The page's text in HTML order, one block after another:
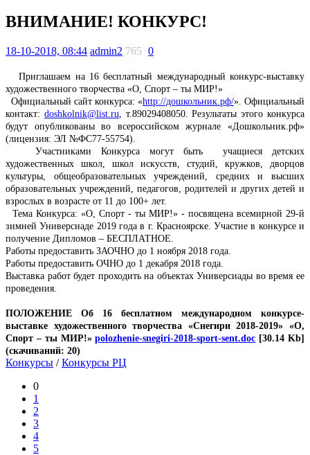
ВНИМАНИЕ! КОНКУРС!
18-10-2018, 08:44 admin2 765 0
Приглашаем на 16 бесплатный международный конкурс-выставку
художественного творчества «О, Спорт – ты МИР!»
Официальный сайт конкурса: «http://дошкольник.рф/». Официальный
контакт: doshkolnik@list.ru , т.89029408050. Результаты этого конкурса
будут опубликованы во всероссийском журнале «Дошкольник.рф»
(лицензия: ЭЛ №ФС77-55754).
Участниками Конкурса могут быть учащиеся детских
художественных школ, школ искусств, студий, кружков, дворцов
культуры, общеобразовательных учреждений, средних и высших
образовательных учреждений, педагогов, родителей и других детей и
взрослых в возрасте от 11 до 100+ лет.
Тема Конкурса: «О, Спорт - ты МИР!» - посвящена всемирной 29-й
зимней Универсиаде 2019 года в г. Красноярске. Участие в конкурсе и
получение Дипломов – БЕСПЛАТНОЕ.
Работы предоставить ЗАОЧНО до 1 ноября 2018 года.
Работы предоставить ОЧНО до 1 декабря 2018 года.
Выставка работ будет проходить на объектах Универсиады во время ее
проведения.
ПОЛОЖЕНИЕ
Об 16 бесплатном международном конкурсе-
выставке художественного творчества «Снегири 2018-2019» «О,
Спорт – ты МИР!»polozhenie-snegiri-2018-sport-sent.doc [30.14 Kb]
(cкачиваний: 20)
Конкурсы /Конкурсы РЦ
0
1
2
3
4
5